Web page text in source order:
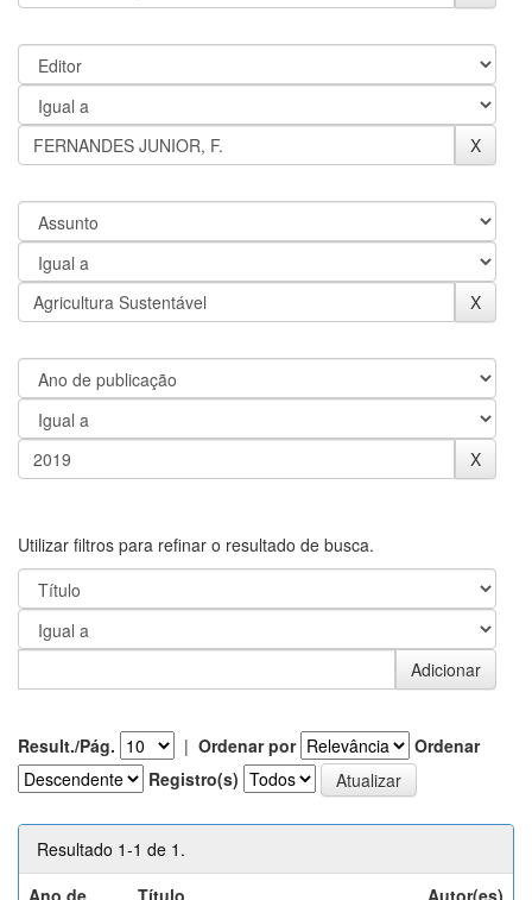
Utilizar filtros para refinar o resultado de busca.
Result./Pág. | Ordenar por
Ordenar
Registro(s)
Resultado 1-1 de 1.
Ano de
Título Autor(es)